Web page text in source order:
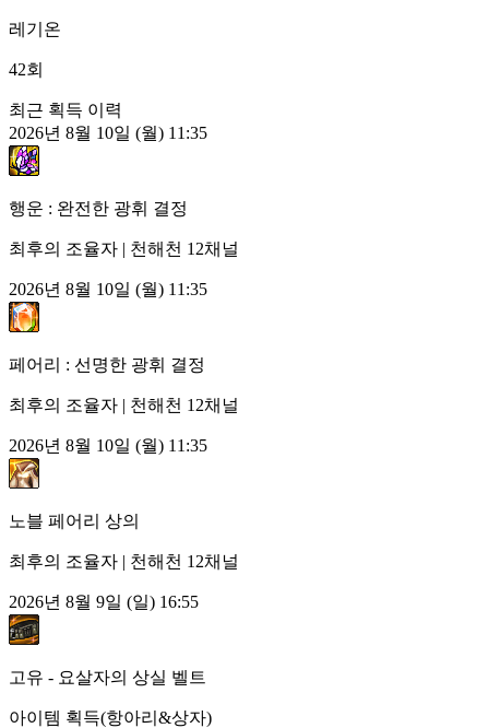
레기온
42회
최근 획득 이력
2026년 8월 10일 (월) 11:35
행운 : 완전한 광휘 결정
최후의 조율자 | 천해천 12채널
2026년 8월 10일 (월) 11:35
페어리 : 선명한 광휘 결정
최후의 조율자 | 천해천 12채널
2026년 8월 10일 (월) 11:35
노블 페어리 상의
최후의 조율자 | 천해천 12채널
2026년 8월 9일 (일) 16:55
고유 - 요살자의 상실 벨트
아이템 획득(항아리&상자)